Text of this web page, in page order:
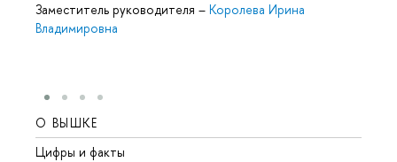
Заместитель руководителя – Королева Ирина
Владимировна
О ВЫШКЕ
Цифры и факты